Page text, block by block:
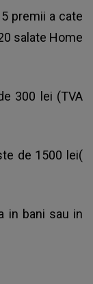
premii a cate
salate Home
300 lei (TVA
de 1500 lei(
bani sau in